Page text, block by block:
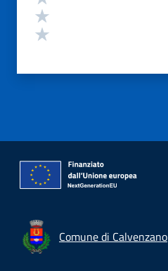
Comune di Calvenzano